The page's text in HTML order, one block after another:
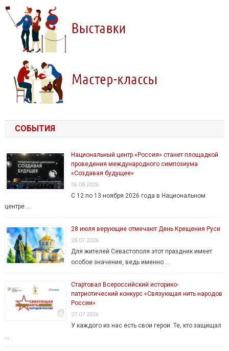
СОБЫТИЯ
Национальный центр «Россия» станет площадкой
проведения международного симпозиума
«Создавая будущее»
06.08.2026
С 12 по 13 ноября 2026 года в Национальном
центре …
28 июля верующие отмечают День Крещения Руси
28.07.2026
Для жителей Севастополя этот праздник имеет
особое значение, ведь именно …
Стартовал Всероссийский историко-
патриотический конкурс «Связующая нить народов
России»
27.07.2026
У каждого из нас есть свои герои. Те, кто защищал
…